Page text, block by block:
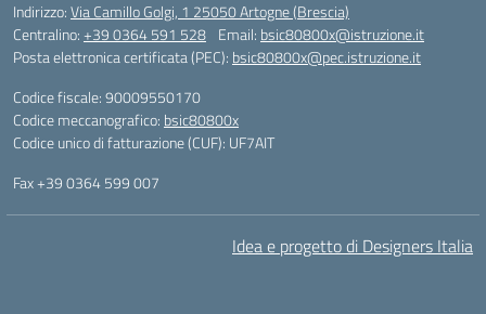
Indirizzo:Via Camillo Golgi, 1 25050 Artogne (Brescia)
Centralino:+39 0364 591 528 Email: bsic80800x@istruzione.it
Posta elettronica certificata (PEC): bsic80800x@pec.istruzione.it
Codice fiscale: 90009550170
Codice meccanografico: bsic80800x
Codice unico di fatturazione (CUF): UF7AIT
Fax +39 0364 599 007
Idea e progetto di Designers Italia